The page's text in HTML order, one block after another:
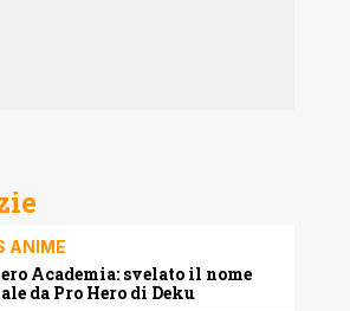
ANIME
Academia: svelato il nome
da Pro Hero di Deku